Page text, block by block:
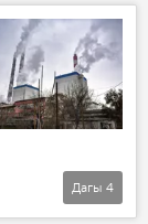
Дагы 4